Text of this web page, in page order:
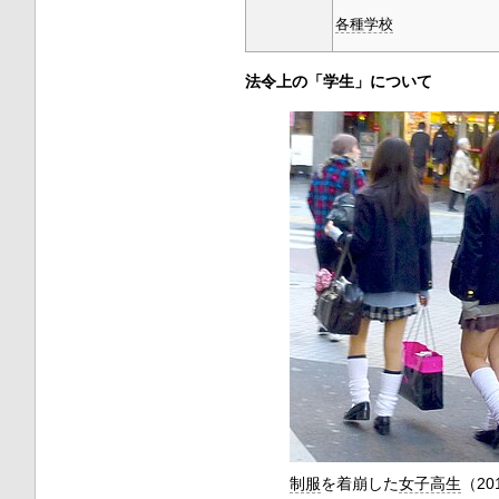
各種学校
法令上の「学生」について
制服を着崩した女子高生 （